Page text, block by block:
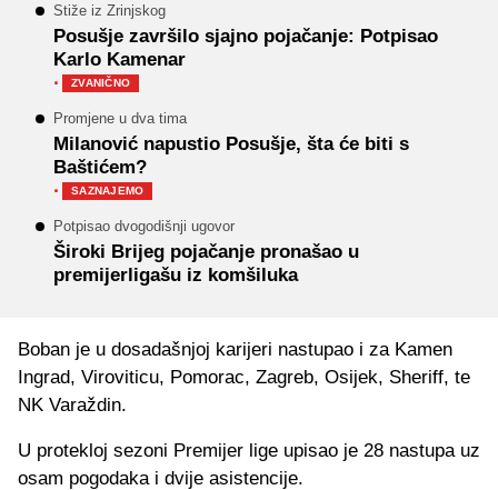
Stiže iz Zrinjskog
Posušje završilo sjajno pojačanje: Potpisao
Karlo Kamenar
· ZVANIČNO
Promjene u dva tima
Milanović napustio Posušje, šta će biti s
Baštićem?
· SAZNAJEMO
Potpisao dvogodišnji ugovor
Široki Brijeg pojačanje pronašao u
premijerligašu iz komšiluka
Boban je u dosadašnjoj karijeri nastupao i za Kamen
Ingrad, Viroviticu, Pomorac, Zagreb, Osijek, Sheriff, te
NK Varaždin.
U protekloj sezoni Premijer lige upisao je 28 nastupa uz
osam pogodaka i dvije asistencije.